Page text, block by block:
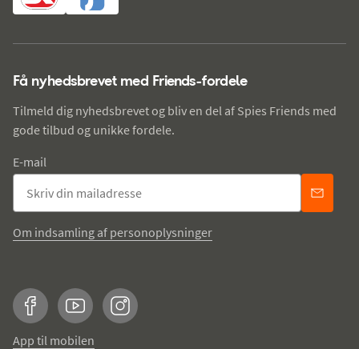
Få nyhedsbrevet med Friends-fordele
Tilmeld dig nyhedsbrevet og bliv en del af Spies Friends med
gode tilbud og unikke fordele.
E-mail
Om indsamling af personoplysninger
FacebookYouTubeInstagram
App til mobilen